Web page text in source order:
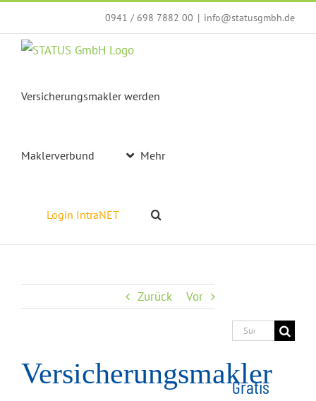
Inhalt
springen
0941 / 698 7882 00 | info@statusgmbh.de
Versicherungsmakler werden
Maklerverbund Mehr
Login IntraNET
Zurück Vor
Versicherungsmakler
Suche
Gratis